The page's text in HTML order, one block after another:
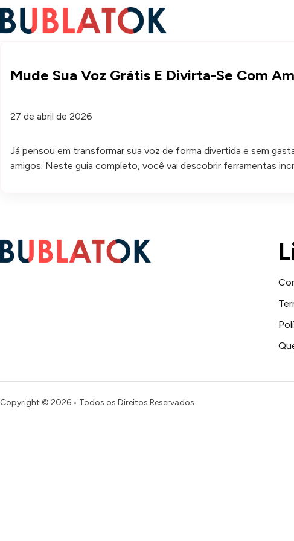
Mude Sua Voz Grátis E Divirta-Se Com
27 de abril de 2026
Já pensou em transformar sua voz de forma divertida e sem
amigos. Neste guia completo, você vai descobrir ferramentas
Copyright © 2026 • Todos os Direitos Reservados